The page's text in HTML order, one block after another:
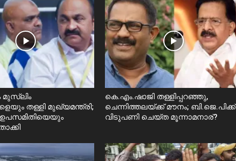
മുസ്ലിം
തള്ളി മുഖ്യമന്ത്രി;
ഉപസമിതിയെയും
കെ.എം.ഷാജി തള്ളിപ്പറഞ്ഞു,
ചെന്നിത്തലയ്ക്ക് മൗനം; ബി.ജെ.പിക്ക്
വിടുപണി ചെയ്ത മൂന്നാമനാര്?